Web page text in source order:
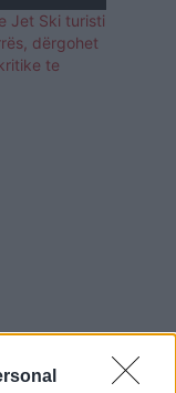
Jet Ski turisti
dërgohet
te